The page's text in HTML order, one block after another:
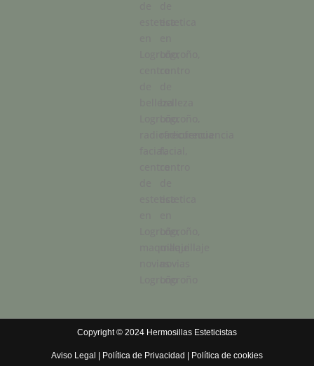
Copyright © 2024 Hermosillas Esteticistas
Aviso Legal Política de Privacidad Política de cookies